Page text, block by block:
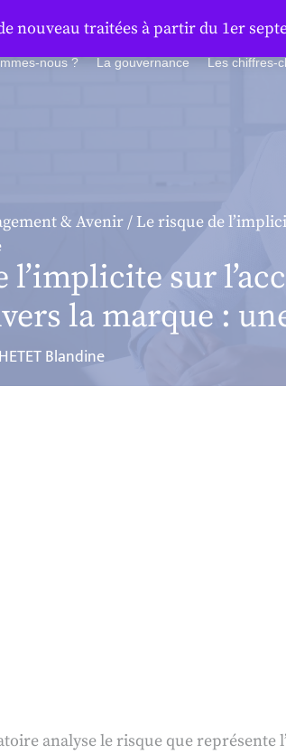
nous ? La gouvernance Les chiffres-
& Avenir/ Le risque de
l’implicite sur
la marque :
HETET Blandine
analyse le risque que représente
nouveau traitées à partir du 1er